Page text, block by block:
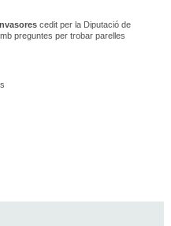
cedit per la Diputació de
preguntes per trobar parelles